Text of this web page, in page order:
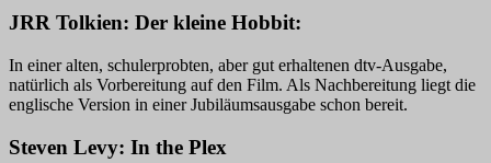
JRR Tolkien: Der kleine Hobbit:
In einer alten, schulerprobten, aber gut erhaltenen dtv-Ausgabe,
natürlich als Vorbereitung auf den Film. Als Nachbereitung liegt die
englische Version in einer Jubiläumsausgabe schon bereit.
Steven Levy: In the Plex